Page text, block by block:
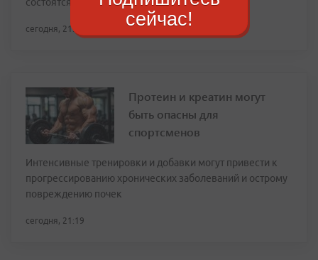
сегодня, 21:26
Протеин и креатин могут
быть опасны для
спортсменов
Интенсивные тренировки и добавки могут привести к
прогрессированию хронических заболеваний и острому
повреждению почек
сегодня, 21:19
сейчас!